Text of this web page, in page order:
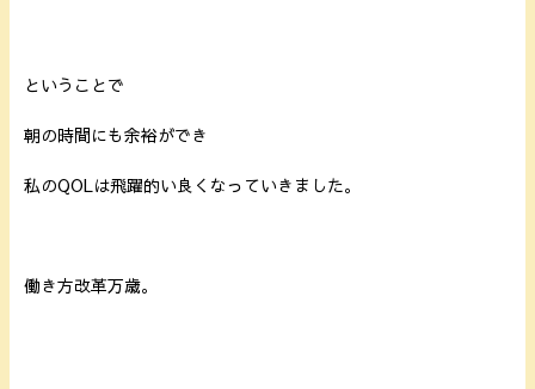
ということで
朝の時間にも余裕ができ
私のQOLは飛躍的い良くなっていきました。
働き方改革万歳。